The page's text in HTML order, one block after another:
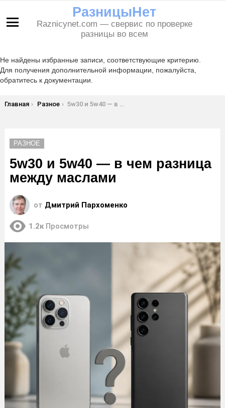
РазницыНет
Raznicynet.com — свервис по проверке
разницы во всем
Не найдены избранные записи, соответствующие критерию.
Для получения дополнительной информации, пожалуйста,
обратитесь к документации.
Вы здесь:
Главная Разное 5w30 и 5w40 — в чем разница между маслами
РАЗНОЕ
5w30 и 5w40 — в чем разница
между маслами
от Дмитрий Пархоменко
1.2к Просмотры